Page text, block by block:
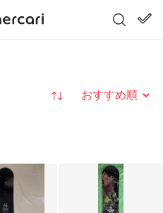
並び替え